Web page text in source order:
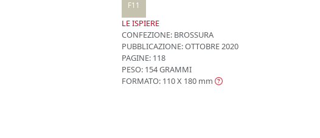
F11
LE ISPIERE
CONFEZIONE: BROSSURA
PUBBLICAZIONE:OTTOBRE 2020
PAGINE: 118
PESO: 154 GRAMMI
FORMATO: 110 X 180 mm